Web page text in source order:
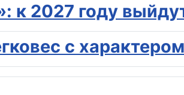
к 2027 году
с